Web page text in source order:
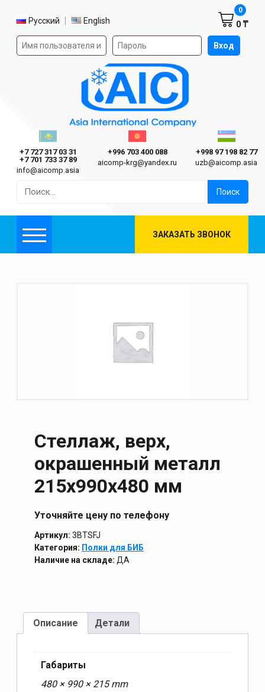
Выбор языка
Русский English
Форма авторизации на сайте Вход
0 ₸
0
Asia International Company
Казахстан г. Алматы
+7 727 317 03 31
+7 701 733 37 89
info@aicomp.asia
Киргизия г. Бишкек
+996 703 400 088
aicomp‑krg@yandex.ru
+998 97 198 82 77
uzb@aicomp.asia
Меню ЗАКАЗАТЬ ЗВОНОК
Стеллаж, верх,
окрашенный металл
215х990х480 мм
Уточняйте цену по телефону
Артикул: 3BTSFJ
Категория: Полки для БИБ
Наличие на складе: ДА
Описание Детали
Габариты
480 × 990 × 215 mm